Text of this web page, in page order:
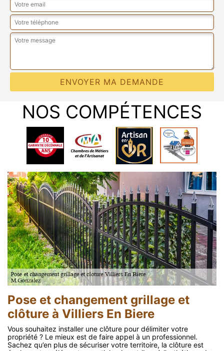
NOS COMPÉTENCES
Pose et changement grillage et
clôture à Villiers En Biere
Vous souhaitez installer une clôture pour délimiter votre
propriété ? Le mieux est de faire appel à un professionnel.
Sachez qu’en plus de sécuriser votre territoire, la clôture est